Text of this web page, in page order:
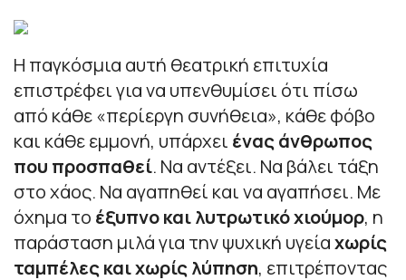
Η παγκόσμια αυτή θεατρική επιτυχία
επιστρέφει για να υπενθυμίσει ότι πίσω
από κάθε «περίεργη συνήθεια», κάθε φόβο
και κάθε εμμονή, υπάρχει ένας άνθρωπος
που προσπαθεί. Να αντέξει. Να βάλει τάξη
στο χάος. Να αγαπηθεί και να αγαπήσει. Με
όχημα το έξυπνο και λυτρωτικό χιούμορ, η
παράσταση μιλά για την ψυχική υγείαχωρίς
ταμπέλες και χωρίς λύπηση, επιτρέποντας